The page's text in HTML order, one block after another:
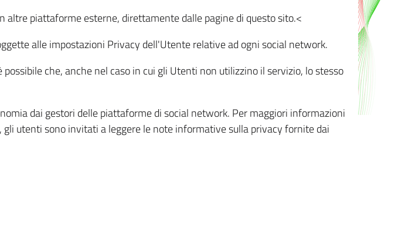
piattaforme esterne, direttamente dalle pagine di questo sito.<
alle impostazioni Privacy dell'Utente relative ad ogni social network.
che, anche nel caso in cui gli Utenti non utilizzino il servizio, lo stesso
dai gestori delle piattaforme di social network. Per maggiori informazioni
utenti sono invitati a leggere le note informative sulla privacy fornite dai